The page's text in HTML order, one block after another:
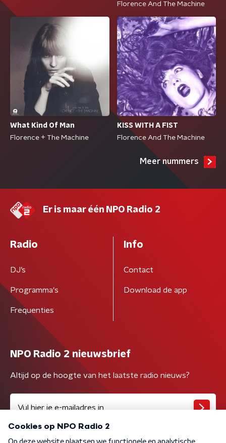
Florence And The Machine
What Kind Of Man
Florence + The Machine
KISS WITH A FIST
Florence And The Machine
Meer nummers
Er is maar één NPO Radio 2
Radio
DJ’s
Programma's
Frequenties
Info
Contact
Download de app
NPO Radio 2 nieuwsbrief
Altijd op de hoogte van het laatste radio nieuws?